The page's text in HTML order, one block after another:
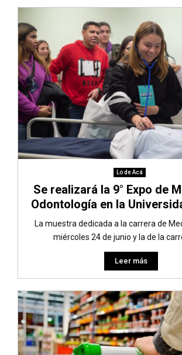
Lo de Acá
Se realizará la 9° Expo de
Odontología en la
La muestra dedicada a la carrera de
miércoles 24 de junio y la de la
Leer más